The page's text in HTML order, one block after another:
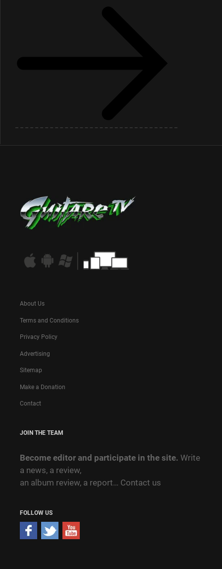
About Us
Terms and Conditions
Privacy Policy
Advertising
Sitemap
Make a Donation
Contact
JOIN THE TEAM
Become editor and participate in the site. Write
a news, a review,
an album review, a report… Contact us
FOLLOW US